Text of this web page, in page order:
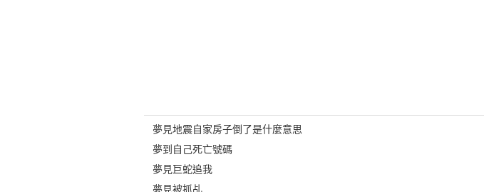
夢見地震自家房子倒了是什麼意思
夢到自己死亡號碼
夢見巨蛇追我
夢見被抓乩